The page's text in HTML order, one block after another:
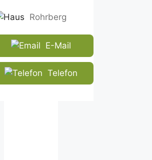
ensure
that
you
are
human.
Rohrberg
E-Mail
Telefon